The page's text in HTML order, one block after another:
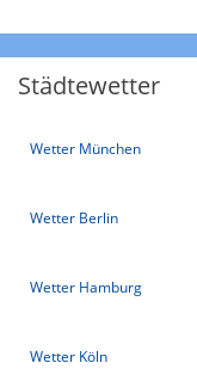
Städtewetter
Wetter München
Wetter Berlin
Wetter Hamburg
Wetter Köln